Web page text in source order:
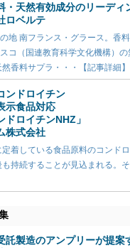
・天然有効成分のリーディ
ロベルテ
地 南フランス・グラース。香
コ（国連教育科学文化機構）
香料サプラ・・・【記事詳細】
ンドロイチン
示食品対応
ドロイチンNHZ」
株式会社
着している食品原料のコンド
持続することが見込まれる。
託製造のアンプリーが提案